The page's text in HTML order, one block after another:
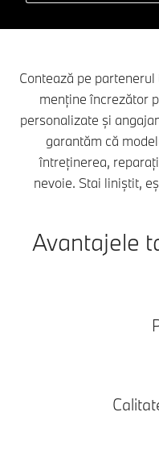
Contează pe
menține încrezător
personalizate și
garantăm că
întreținerea,
nevoie. Stai liniștit,
Avantajele